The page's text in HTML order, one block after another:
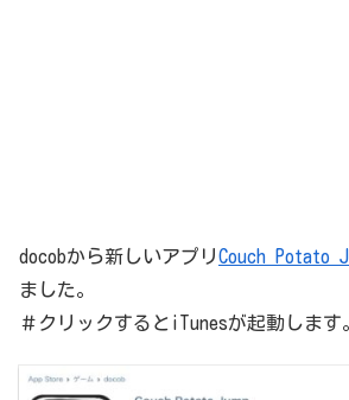
docobから新しいアプリCouch Potato
ました。
＃クリックするとiTunesが起動します